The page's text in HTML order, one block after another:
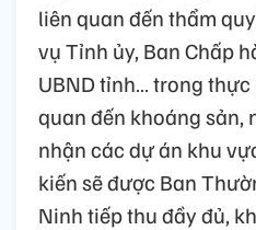
liên quan đến thẩm
vụ Tỉnh ủy, Ban Chấp
UBND tỉnh… trong
quan đến khoáng sản,
nhận các dự án khu
kiến sẽ được Ban
Ninh tiếp thu đầy đủ,